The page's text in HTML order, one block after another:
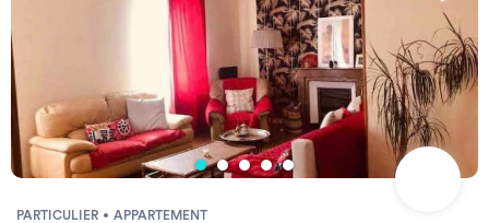
PARTICULIER APPARTEMENT